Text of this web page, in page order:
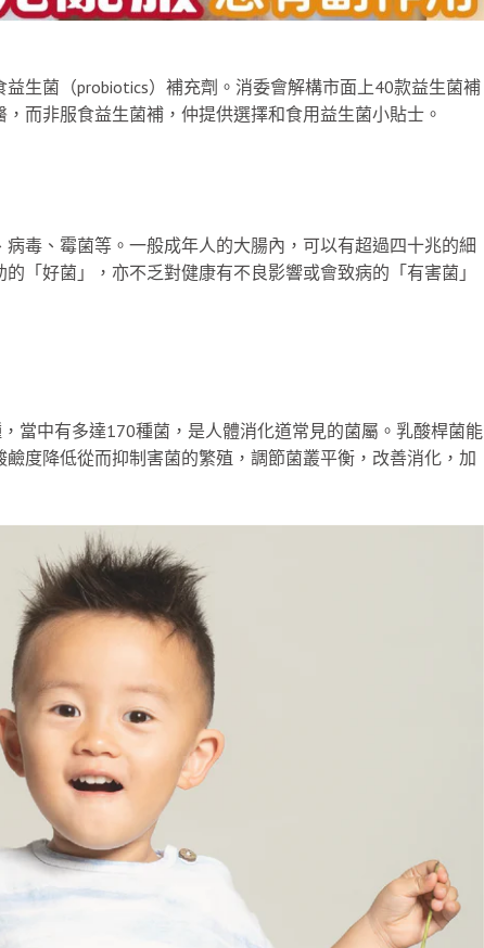
生菌（probiotics）補充劑。消委會解構市面上40款益生菌補
而非服食益生菌補，仲提供選擇和食用益生菌小貼士。
毒、霉菌等。一般成年人的大腸內，可以有超過四十兆的細
「好菌」，亦不乏對健康有不良影響或會致病的「有害菌」
當中有多達170種菌，是人體消化道常見的菌屬。乳酸桿菌能
度降低從而抑制害菌的繁殖，調節菌叢平衡，改善消化，加